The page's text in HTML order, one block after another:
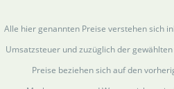
Alle hier genannten Preise verstehen sich
Umsatzsteuer und zuzüglich der
Preise beziehen sich auf den